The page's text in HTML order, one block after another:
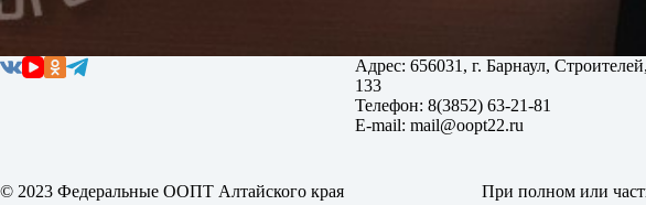
Адрес: 656031, г. Барнаул, Строителей,
133
Телефон: 8(3852) 63-21-81
E-mail: mail@oopt22.ru
© 2023 Федеральные ООПТ Алтайского края
При полном или